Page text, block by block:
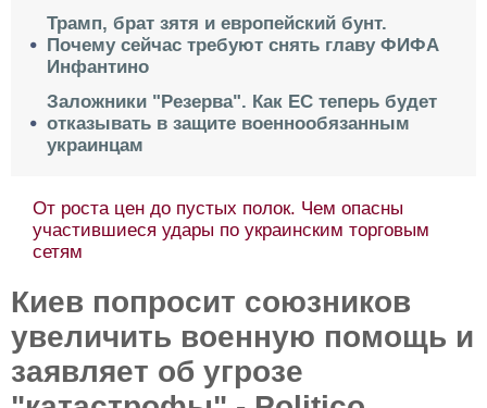
Трамп, брат зятя и европейский бунт.
Почему сейчас требуют снять главу ФИФА
Инфантино
Заложники "Резерва". Как ЕС теперь будет
отказывать в защите военнообязанным
украинцам
От роста цен до пустых полок. Чем опасны
участившиеся удары по украинским торговым
сетям
Киев попросит союзников
увеличить военную помощь и
заявляет об угрозе